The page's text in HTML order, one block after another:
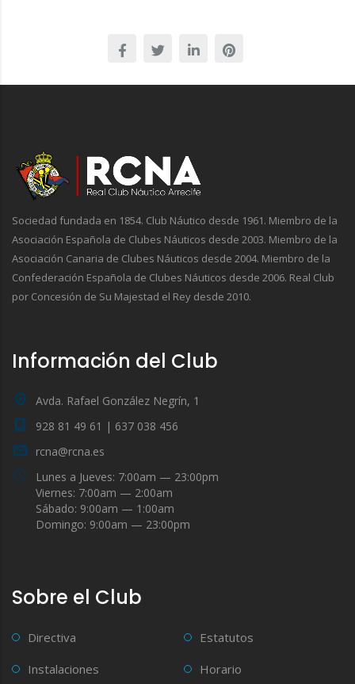
Sociedad fundada en 1854. Club Náutico desde 1961. Miembro de la
Asociación Española de Clubes Náuticos desde 2003. Miembro de la
Asociación Canaria de Clubes Náuticos desde 2004. Miembro de la
Confederación Española de Clubes Náuticos desde 2006. Real Club
por Concesión de Su Majestad el Rey desde 2010.
Información del Club
Avda. Rafael González Negrín, 1
928 81 49 61 | 637 038 456
rcna@rcna.es
Lunes a Jueves: 7:00am — 23:00pm
Viernes: 7:00am — 2:00am
Sábado: 9:00am — 1:00am
Domingo: 9:00am — 23:00pm
Sobre el Club
Directiva
Estatutos
Instalaciones
Horario